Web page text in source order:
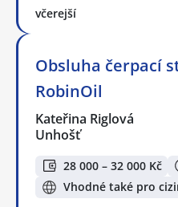
včerejší
Obsluha čerpací
RobinOil
Kateřina Riglová
Unhošť
28 000 – 32 000 Kč
Vhodné také pro